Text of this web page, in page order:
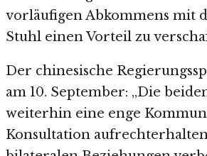
vorläufigen Abkommens mit
Stuhl einen Vorteil zu
Der chinesische
am 10. September: „Die
weiterhin eine enge
Konsultation